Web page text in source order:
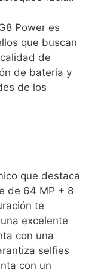
Power es
que buscan
de‍
de batería y
de ⁢los
que destaca
de 64 MP +⁤ 8
te
excelente
con una
selfies
con un